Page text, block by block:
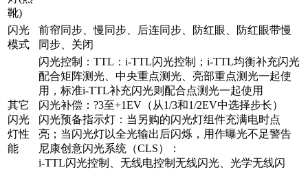
靴)
闪光
模式
前帘同步、慢同步、后连同步、防红眼、防红眼带慢
同步、关闭
其它
闪光
灯性
能
闪光控制：TTL：i-TTL闪光控制；i-TTL均衡补充闪光
配合矩阵测光、中央重点测光、亮部重点测光一起使
用，标准i-TTL补充闪光则配合点测光一起使用
闪光补偿：?3至+1EV（从1/3和1/2EV中选择步长）
闪光预备指示灯：当另购的闪光灯组件充满电时点
亮；当闪光灯以全光输出后闪烁，用作曝光不足警告
尼康创意闪光系统（CLS）：
i-TTL闪光控制、无线电控制无线闪光、光学无线闪